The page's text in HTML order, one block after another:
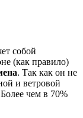
собой
(как правило)
. Так как он не
и ветровой
чем в 70%